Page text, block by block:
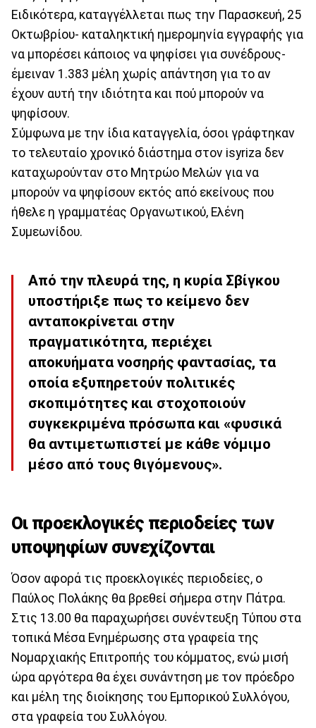
Ειδικότερα, καταγγέλλεται πως την Παρασκευή, 25
Οκτωβρίου- καταληκτική ημερομηνία εγγραφής για
να μπορέσει κάποιος να ψηφίσει για συνέδρους-
έμειναν 1.383 μέλη χωρίς απάντηση για το αν
έχουν αυτή την ιδιότητα και πού μπορούν να
ψηφίσουν.
Σύμφωνα με την ίδια καταγγελία, όσοι γράφτηκαν
το τελευταίο χρονικό διάστημα στον isyriza δεν
καταχωρούνταν στο Μητρώο Μελών για να
μπορούν να ψηφίσουν εκτός από εκείνους που
ήθελε η γραμματέας Οργανωτικού, Ελένη
Συμεωνίδου.
Από την πλευρά της, η κυρία Σβίγκου
υποστήριξε πως το κείμενο δεν
ανταποκρίνεται στην
πραγματικότητα, περιέχει
αποκυήματα νοσηρής φαντασίας, τα
οποία εξυπηρετούν πολιτικές
σκοπιμότητες και στοχοποιούν
συγκεκριμένα πρόσωπα και «φυσικά
θα αντιμετωπιστεί με κάθε νόμιμο
μέσο από τους θιγόμενους».​
Οι προεκλογικές περιοδείες των
υποψηφίων συνεχίζονται
Όσον αφορά τις προεκλογικές περιοδείες, ο
Παύλος Πολάκης θα βρεθεί σήμερα στην Πάτρα.
Στις 13.00 θα παραχωρήσει συνέντευξη Τύπου στα
τοπικά Μέσα Ενημέρωσης στα γραφεία της
Νομαρχιακής Επιτροπής του κόμματος, ενώ μισή
ώρα αργότερα θα έχει συνάντηση με τον πρόεδρο
και μέλη της διοίκησης του Εμπορικού Συλλόγου,
στα γραφεία του Συλλόγου.